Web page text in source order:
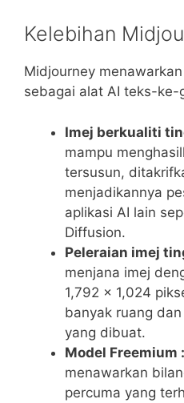
Kelebihan
Midjourney
sebagai alat AI teks-ke-
Imej berkualiti
mampu
tersusun,
menjadikannya
aplikasi AI lain
Diffusion.
Peleraian imej
menjana imej
1,792 x 1,024
banyak ruang
yang dibuat.
Model Freemium :
menawarkan
percuma yang